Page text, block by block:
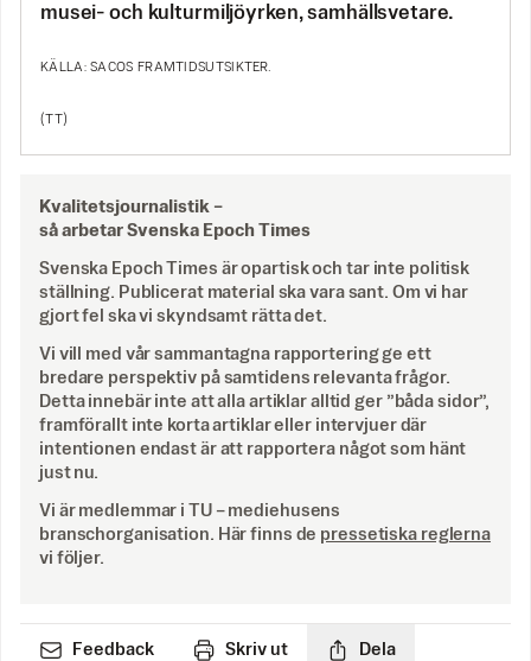
musei- och kulturmiljöyrken, samhällsvetare.
KÄLLA: SACOS FRAMTIDSUTSIKTER.
(TT)
Kvalitetsjournalistik –
så arbetar Svenska Epoch Times
Svenska Epoch Times är opartisk och tar inte politisk
ställning. Publicerat material ska vara sant. Om vi har
gjort fel ska vi skyndsamt rätta det.
Vi vill med vår sammantagna rapportering ge ett
bredare perspektiv på samtidens relevanta frågor.
Detta innebär inte att alla artiklar alltid ger ”båda sidor”,
framförallt inte korta artiklar eller intervjuer där
intentionen endast är att rapportera något som hänt
just nu.
Vi är medlemmar i TU – mediehusens
branschorganisation. Här finns de pressetiska reglerna
vi följer.
Feedback Skriv ut Dela